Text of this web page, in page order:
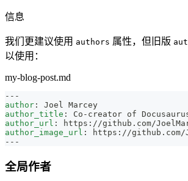
信息
我们更建议使用 authors 属性，但旧版
以使用：
my-blog-post.md
---
author :
Joel Marcey
author_title : Co - creator of
author_url : https : //github.com/
author_image_url : https : //github.com/
---
全局作者